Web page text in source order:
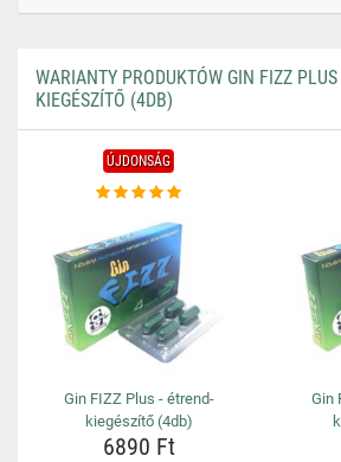
WARIANTY PRODUKTÓW GIN FIZZ
KIEGÉSZÍTŐ (4DB)
ÚJDONSÁG
Gin FIZZ Plus - étrend-
kiegészítő (4db)
6890 Ft
Gin